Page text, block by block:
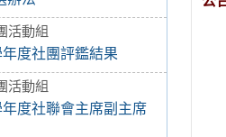
活動組
年度社團評鑑結果
活動組
年度社聯會主席副主席